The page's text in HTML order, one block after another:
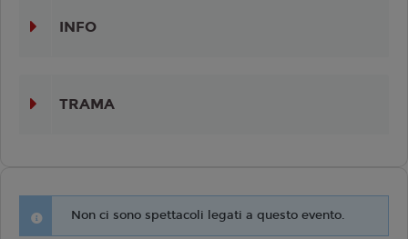
INFO
TRAMA
Non ci sono spettacoli legati a questo evento.